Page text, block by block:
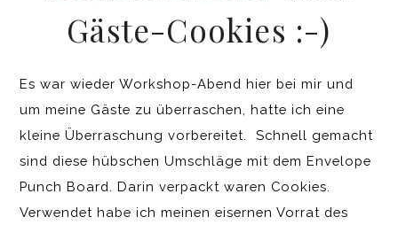
Gäste-Cookies :-)
Es war wieder Workshop-Abend hier bei mir und
um meine Gäste zu überraschen, hatte ich eine
kleine Überraschung vorbereitet. Schnell gemacht
sind diese hübschen Umschläge mit dem Envelope
Punch Board. Darin verpackt waren Cookies.
Verwendet habe ich meinen eisernen Vorrat des